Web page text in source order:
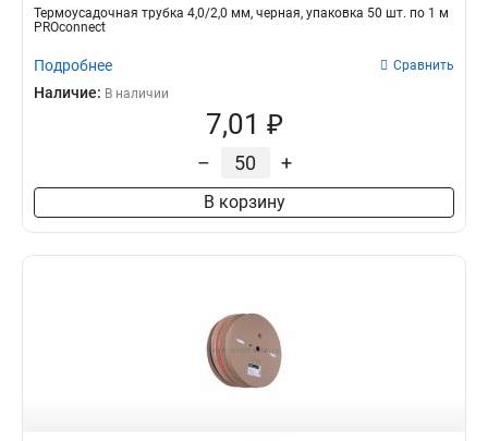
Термоусадочная трубка 4,0/2,0 мм, черная, упаковка 50 шт. по 1 м
PROconnect
Подробнее Сравнить
Наличие: В наличии
7,01 ₽
– +
В корзину